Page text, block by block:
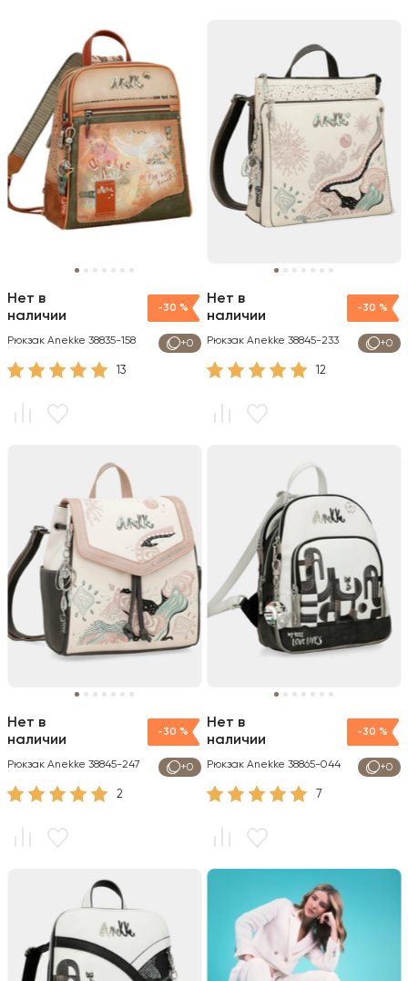
-30 %
+0
Нет в
наличии
Рюкзак Anekke 38835-158
13
-30 %
+0
Нет в
наличии
Рюкзак Anekke 38845-233
12
-30 %
+0
Нет в
наличии
Рюкзак Anekke 38845-247
2
-30 %
+0
Нет в
наличии
Рюкзак Anekke 38865-044
7